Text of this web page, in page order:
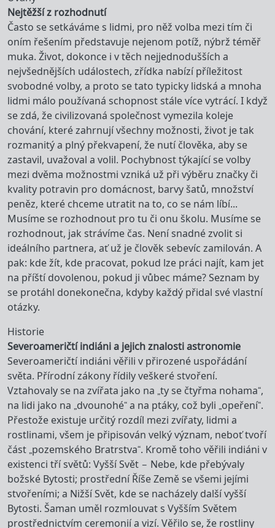
Nejtěžší z rozhodnutí
Často se setkáváme s lidmi, pro něž volba mezi tím či
oním řešením představuje nejenom potíž, nýbrž téměř
muka. Život, dokonce i v těch nejjednodušších a
nejvšednějších událostech, zřídka nabízí příležitost
svobodné volby, a proto se tato typicky lidská a mnoha
lidmi málo používaná schopnost stále více vytrácí. I když
se zdá, že civilizovaná společnost vymezila koleje
chování, které zahrnují všechny možnosti, život je tak
rozmanitý a plný překvapení, že nutí člověka, aby se
zastavil, uvažoval a volil. Pochybnost týkající se volby
mezi dvěma možnostmi vzniká už při výběru značky či
kvality potravin pro domácnost, barvy šatů, množství
peněz, které chceme utratit na to, co se nám líbí...
Musíme se rozhodnout pro tu či onu školu. Musíme se
rozhodnout, jak strávíme čas. Není snadné zvolit si
ideálního partnera, ať už je člověk sebevíc zamilován. A
pak: kde žít, kde pracovat, pokud lze práci najít, kam jet
na příští dovolenou, pokud ji vůbec máme? Seznam by
se protáhl donekonečna, kdyby každý přidal své vlastní
otázky.
Historie
Severoameričtí indiáni a jejich znalosti astronomie
Severoameričtí indiáni věřili v přirozené uspořádání
světa. Přírodní zákony řídily veškeré stvoření.
Vztahovaly se na zvířata jako na „ty se čtyřma nohama“,
na lidi jako na „dvounohé“ a na ptáky, což byli „opeření“.
Přestože existuje určitý rozdíl mezi zvířaty, lidmi a
rostlinami, všem je připisován velký význam, neboť tvoří
část „pozemského Bratrstva“. Kromě toho věřili indiáni v
existenci tří světů: Vyšší Svět – Nebe, kde přebývaly
božské Bytosti; prostřední Říše Země se všemi jejími
stvořeními; a Nižší Svět, kde se nacházely další vyšší
Bytosti. Šaman uměl rozmlouvat s Vyšším Světem
prostřednictvím ceremonií a vizí. Věřilo se, že rostliny